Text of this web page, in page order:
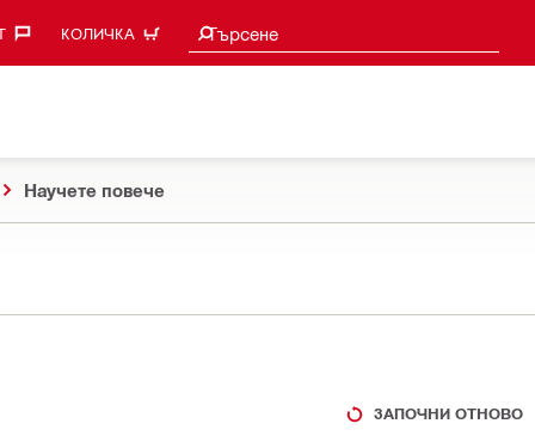
КОЛИЧКА Търсене
Търси предложения
Научете повече
ЗАПОЧНИ ОТНОВО